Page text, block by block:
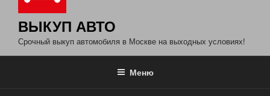
ВЫКУП АВТО
Срочный выкуп автомобиля в Москве на выходных условиях!
Меню